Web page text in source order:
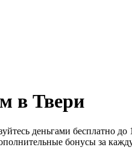
в Твери
деньгами бесплатно
бонусы за